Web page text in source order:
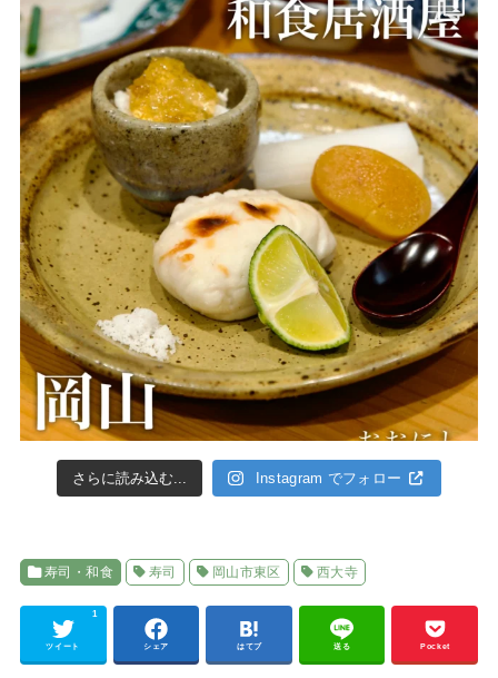
さらに読み込む... Instagram でフォロー
寿司・和食 寿司 岡山市東区 西大寺
ツイート
1
シェア はてブ 送る Pocket